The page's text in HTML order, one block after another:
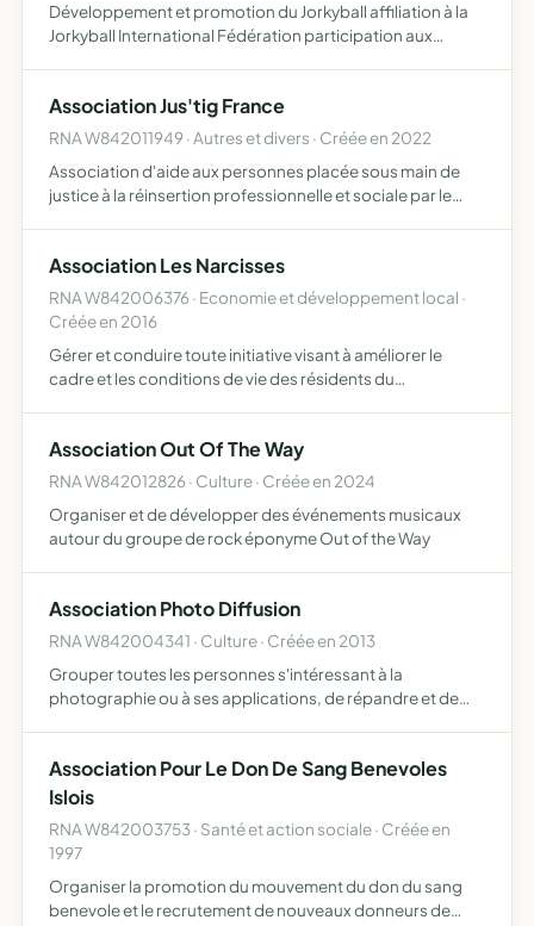
Développement et promotion du Jorkyball affiliation à la
Jorkyball International Fédération participation aux
Association Jus'tig France
RNA W842011949 · Autres et divers · Créée en 2022
Association d'aide aux personnes placée sous main de
justice à la réinsertion professionnelle et sociale par le
Association Les Narcisses
RNA W842006376 · Economie et développement local ·
Créée en 2016
Gérer et conduire toute initiative visant à améliorer le
cadre et les conditions de vie des résidents du
Association Out Of The Way
RNA W842012826 · Culture · Créée en 2024
Organiser et de développer des événements musicaux
autour du groupe de rock éponyme Out of the Way
Association Photo Diffusion
RNA W842004341 · Culture · Créée en 2013
Grouper toutes les personnes s'intéressant à la
photographie ou à ses applications, de répandre et de
d'activités cultu…
Association Pour Le Don De Sang Benevoles
Islois
RNA W842003753 · Santé et action sociale · Créée en
1997
Organiser la promotion du mouvement du don du sang
benevole et le recrutement de nouveaux donneurs de